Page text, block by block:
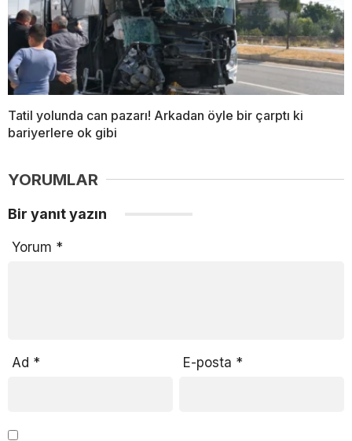
Tatil yolunda can pazarı! Arkadan öyle bir çarptı ki
bariyerlere ok gibi
YORUMLAR
Bir yanıt yazın
Yorum *
Ad * E-posta *